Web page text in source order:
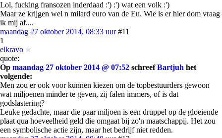
Lol, fucking fransozen inderdaad :') :') wat een volk :')
Maar ze krijgen wel n milard euro van de Eu. Wie is er hier dom vraag
ik mij af....
maandag 27 oktober 2014, 08:33 uur #11
1
elkravo
quote:
Op maandag 27 oktober 2014 @ 07:52 schreefBartjuh het
volgende:
Men zou er ook voor kunnen kiezen om de topbestuurders gewoon
wat miljoenen minder te geven, zij falen immers, of is dat
godslastering?
Leuke gedachte, maar die paar miljoen is een druppel op de gloeiende
plaat qua hoeveelheid geld die omgaat bij zo'n maatschappij. Het zou
een symbolische actie zijn, maar het bedrijf niet redden.